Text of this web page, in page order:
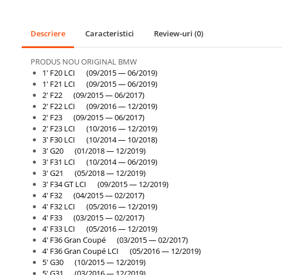
Panou acoperire trigger
Plafon
Praguri
Rama radiator
Scut motor
Spălător far
Suport aripa
Suport far
Suport radiator
Traversa
Usa fată
Usa spate
Cutie viteze
Descriere Caracteristici Review-uri (0)
PRODUS NOU ORIGINAL BMW
1' F20 LCI (09/2015 — 06/2019)
1' F21 LCI (09/2015 — 06/2019)
2' F22 (09/2015 — 06/2017)
2' F22 LCI (09/2016 — 12/2019)
2' F23 (09/2015 — 06/2017)
2' F23 LCI (10/2016 — 12/2019)
3' F30 LCI (10/2014 — 10/2018)
3' G20 (01/2018 — 12/2019)
3' F31 LCI (10/2014 — 06/2019)
3' G21 (05/2018 — 12/2019)
3' F34 GT LCI (09/2015 — 12/2019)
4' F32 (04/2015 — 02/2017)
4' F32 LCI (05/2016 — 12/2019)
4' F33 (03/2015 — 02/2017)
4' F33 LCI (05/2016 — 12/2019)
4' F36 Gran Coupé (03/2015 — 02/2017)
4' F36 Gran Coupé LCI (05/2016 — 12/2019)
5' G30 (10/2015 — 12/2019)